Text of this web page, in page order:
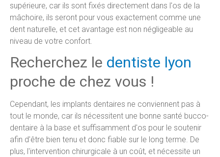
supérieure, car ils sont fixés directement dans l'os de la
mâchoire, ils seront pour vous exactement comme une
dent naturelle, et cet avantage est non négligeable au
niveau de votre confort.
Recherchez le dentiste lyon
proche de chez vous !
Cependant, les implants dentaires ne conviennent pas à
tout le monde, car ils nécessitent une bonne santé bucco-
dentaire à la base et suffisamment d'os pour le soutenir
afin d'être bien tenu et donc fiable sur le long terme. De
plus, l'intervention chirurgicale à un coût, et nécessite un